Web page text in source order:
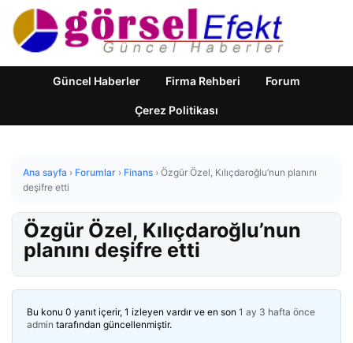
Güncel Haberler Firma Rehberi Forum
Çerez Politikası
Ana sayfa › Forumlar › Finans › Özgür Özel, Kılıçdaroğlu’nun planını
deşifre etti
Özgür Özel, Kılıçdaroğlu’nun
planını deşifre etti
Bu konu 0 yanıt içerir, 1 izleyen vardır ve en son 1 ay 3 hafta önce
admin tarafından güncellenmiştir.